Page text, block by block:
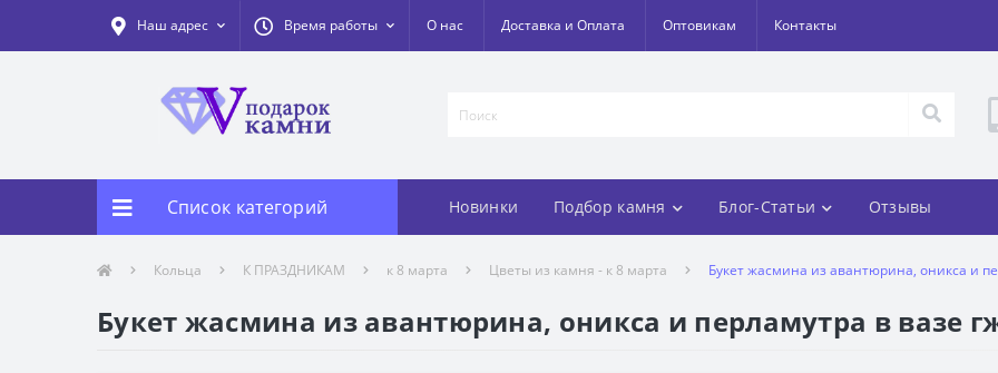
Наш адрес Время работы О нас Доставка и Оплата Оптовикам Контакты
Список категорий Новинки Подбор камня Блог-Статьи Отзывы
Кольца К ПРАЗДНИКАМ к 8 марта Цветы из камня - к 8 марта Букет жасмина из авантюрина, оникса и
Букет жасмина из авантюрина, оникса и перламутра в вазе